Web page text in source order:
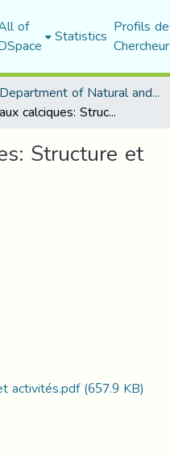
of Statistics Profils
Department of Natural and Life Sciences
Les canaux calciques: Structure et activités
Structure et
activités.pdf(657.9 KB)